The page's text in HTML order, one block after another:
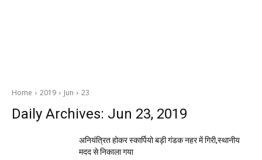
Home 2019 Jun 23
Daily Archives: Jun 23, 2019
अनियंत्रित होकर स्कार्पियो बड़ी गंडक नहर में गिरी,स्थानीय
मदद से निकाला गया